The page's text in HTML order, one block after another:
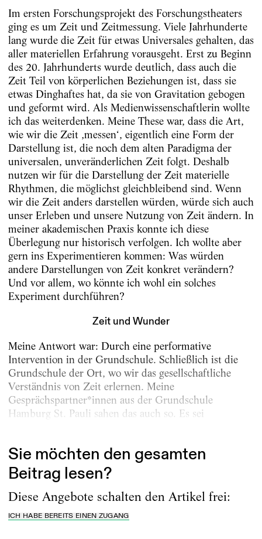
Im ersten Forschungsprojekt des Forschungstheaters
ging es um Zeit und Zeitmessung. Viele Jahrhunderte
lang wurde die Zeit für etwas Universales gehalten, das
aller materiellen Erfahrung vorausgeht. Erst zu Beginn
des 20. Jahrhunderts wurde deutlich, dass auch die
Zeit Teil von körperlichen Beziehungen ist, dass sie
etwas Dinghaftes hat, da sie von Gravitation gebogen
und geformt wird. Als Medienwissenschaftlerin wollte
ich das weiterdenken. Meine These war, dass die Art,
wie wir die Zeit ‚messen‘, eigentlich eine Form der
Darstellung ist, die noch dem alten Paradigma der
universalen, unveränderlichen Zeit folgt. Deshalb
nutzen wir für die Darstellung der Zeit materielle
Rhythmen, die möglichst gleichbleibend sind. Wenn
wir die Zeit anders darstellen würden, würde sich auch
unser Erleben und unsere Nutzung von Zeit ändern. In
meiner akademischen Praxis konnte ich diese
Überlegung nur historisch verfolgen. Ich wollte aber
gern ins Experimentieren kommen: Was würden
andere Darstellungen von Zeit konkret verändern?
Und vor allem, wo könnte ich wohl ein solches
Experiment durchführen?
Zeit und Wunder
Meine Antwort war: Durch eine performative
Intervention in der Grundschule. Schließlich ist die
Grundschule der Ort, wo wir das gesellschaftliche
Verständnis von Zeit erlernen. Meine
Gesprächspartner*innen aus der Grundschule
Hamburg St. Pauli sahen das auch so. Es sei
Sie möchten den gesamten
Beitrag lesen?
Diese Angebote schalten den Artikel frei:
ICH HABE BEREITS EINEN ZUGANG